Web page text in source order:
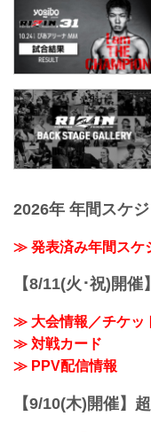
2026年 年間スケ
≫ 発表済み年間スケ
【8/11(火･祝)開
≫ 大会情報／チケッ
≫ 対戦カード
≫ PPV配信情報
【9/10(木)開催】